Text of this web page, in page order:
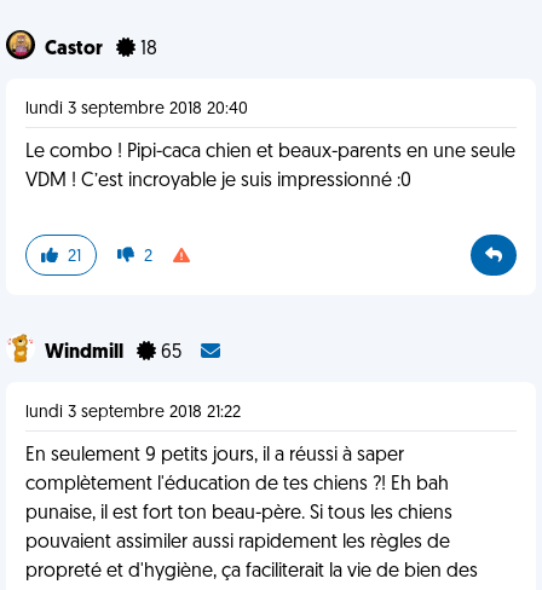
Castor 18
lundi 3 septembre 2018 20:40
Le combo ! Pipi-caca chien et beaux-parents en une seule
VDM ! C’est incroyable je suis impressionné :0
21 2
Windmill 65
lundi 3 septembre 2018 21:22
En seulement 9 petits jours, il a réussi à saper
complètement l'éducation de tes chiens ?! Eh bah
punaise, il est fort ton beau-père. Si tous les chiens
pouvaient assimiler aussi rapidement les règles de
propreté et d'hygiène, ça faciliterait la vie de bien des